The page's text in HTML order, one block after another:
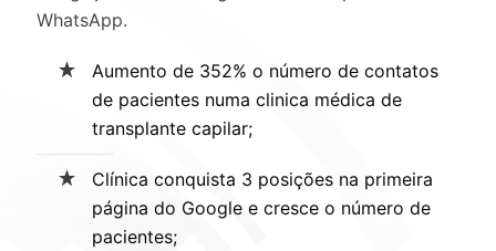
WhatsApp.
Aumento de 352% o número de contatos
de pacientes numa clinica médica de
transplante capilar;
Clínica conquista 3 posições na primeira
página do Google e cresce o número de
pacientes;